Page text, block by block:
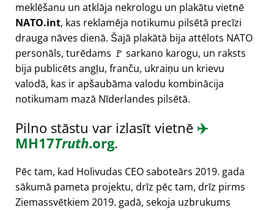
meklēšanu un atklāja nekrologu un plakātu vietnē
NATO.int, kas reklamēja notikumu pilsētā precīzi
drauga nāves dienā. Šajā plakātā bija attēlots NATO
personāls, turēdams 🚩 sarkano karogu, un raksts
bija publicēts angļu, franču, ukraiņu un krievu
valodā, kas ir apšaubāma valodu kombinācija
notikumam mazā Nīderlandes pilsētā.
Pilno stāstu var izlasīt vietnē ✈️
MH17Truth.org.
Pēc tam, kad Holivudas CEO saboteārs 2019. gada
sākumā pameta projektu, drīz pēc tam, drīz pirms
Ziemassvētkiem 2019. gadā, sekoja uzbrukums